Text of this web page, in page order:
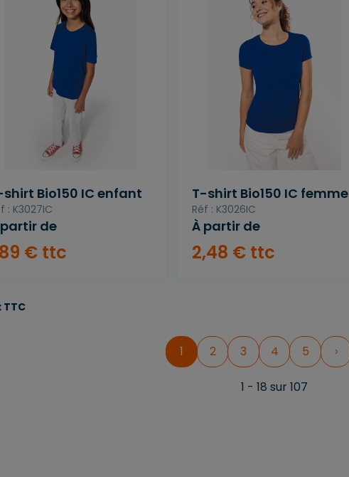
Bio150 IC enfant
: K3027IC
de
€ ttc
T-shirt Bio150 IC femme
Réf : K3026IC
À partir de
2,48 € ttc
TTC
1 2 3 4 5 ›
1 - 18 sur 107